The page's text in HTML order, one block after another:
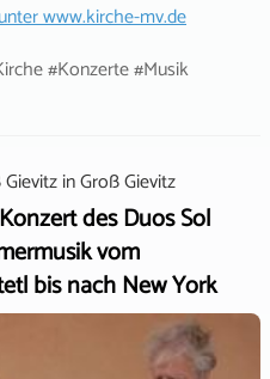
www.kirche-mv.de
#Konzerte #Musik
inGroß Gievitz
des Duos Sol
vom
bis nach New York